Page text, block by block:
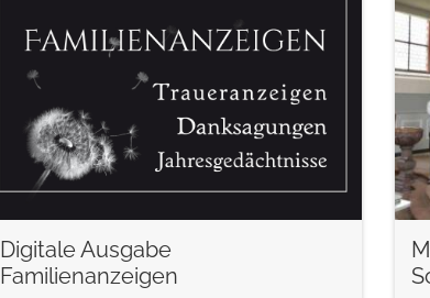
Digitale Ausgabe
Familienanzeigen